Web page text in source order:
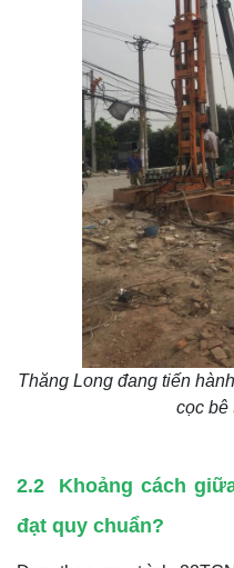
Thăng Long đang tiến
cọc bê
2.2 Khoảng cách
đạt quy chuẩn?